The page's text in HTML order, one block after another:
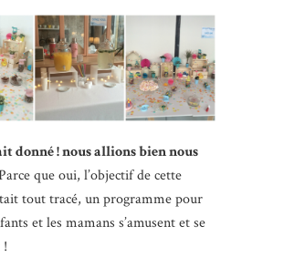
donné ! nous allions bien nous
que oui, l’objectif de cette
tout tracé, un programme pour
et les mamans s’amusent et se
!